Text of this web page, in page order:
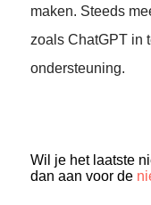
maken. Steeds
zoals ChatGPT in
ondersteuning.
Wil je het laatste
dan aan voor de